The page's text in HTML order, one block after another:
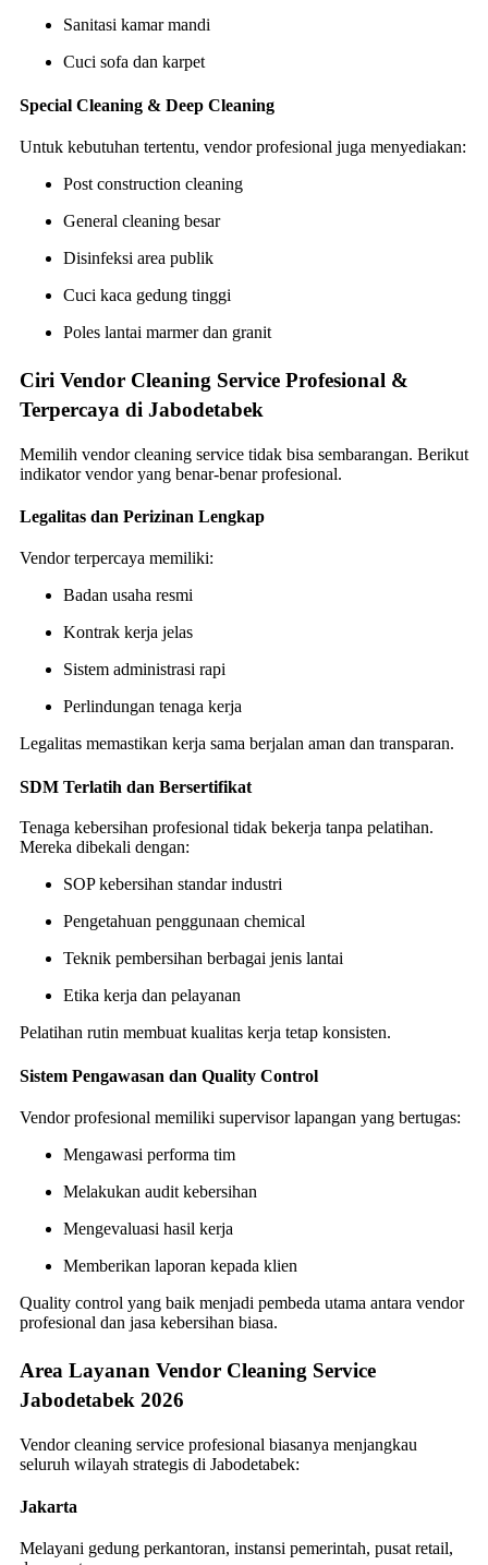
Sanitasi kamar mandi
Cuci sofa dan karpet
Special Cleaning & Deep Cleaning
Untuk kebutuhan tertentu, vendor profesional juga menyediakan:
Post construction cleaning
General cleaning besar
Disinfeksi area publik
Cuci kaca gedung tinggi
Poles lantai marmer dan granit
Ciri Vendor Cleaning Service Profesional &
Terpercaya di Jabodetabek
Memilih vendor cleaning service tidak bisa sembarangan. Berikut
indikator vendor yang benar-benar profesional.
Legalitas dan Perizinan Lengkap
Vendor terpercaya memiliki:
Badan usaha resmi
Kontrak kerja jelas
Sistem administrasi rapi
Perlindungan tenaga kerja
Legalitas memastikan kerja sama berjalan aman dan transparan.
SDM Terlatih dan Bersertifikat
Tenaga kebersihan profesional tidak bekerja tanpa pelatihan.
Mereka dibekali dengan:
SOP kebersihan standar industri
Pengetahuan penggunaan chemical
Teknik pembersihan berbagai jenis lantai
Etika kerja dan pelayanan
Pelatihan rutin membuat kualitas kerja tetap konsisten.
Sistem Pengawasan dan Quality Control
Vendor profesional memiliki supervisor lapangan yang bertugas:
Mengawasi performa tim
Melakukan audit kebersihan
Mengevaluasi hasil kerja
Memberikan laporan kepada klien
Quality control yang baik menjadi pembeda utama antara vendor
profesional dan jasa kebersihan biasa.
Area Layanan Vendor Cleaning Service
Jabodetabek 2026
Vendor cleaning service profesional biasanya menjangkau
seluruh wilayah strategis di Jabodetabek:
Jakarta
Melayani gedung perkantoran, instansi pemerintah, pusat retail,